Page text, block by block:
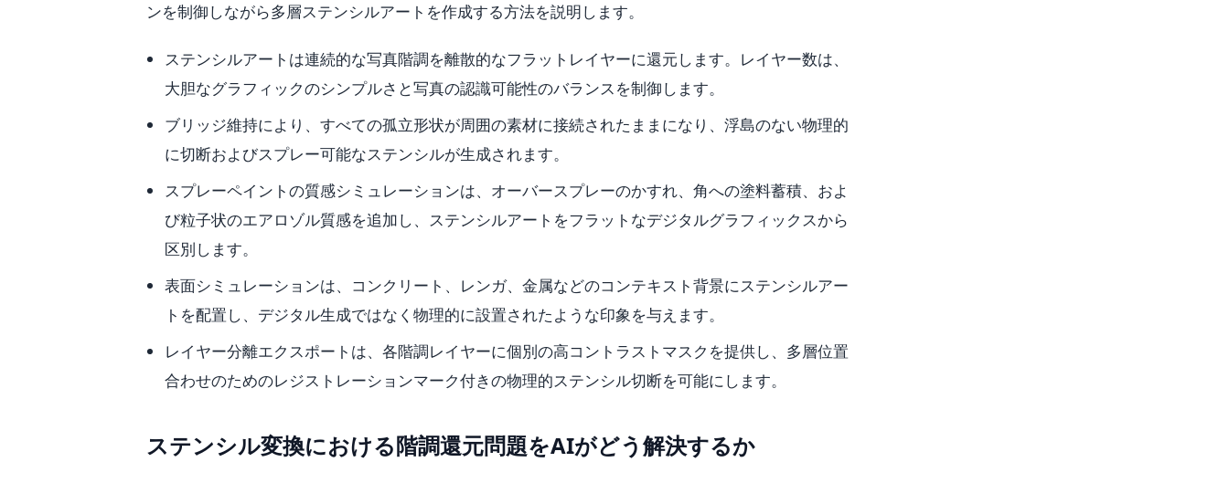
ンを制御しながら多層ステンシルアートを作成する方法を説明します。
ステンシルアートは連続的な写真階調を離散的なフラットレイヤーに還元します。レイヤー数は、
大胆なグラフィックのシンプルさと写真の認識可能性のバランスを制御します。
ブリッジ維持により、すべての孤立形状が周囲の素材に接続されたままになり、浮島のない物理的
に切断およびスプレー可能なステンシルが生成されます。
スプレーペイントの質感シミュレーションは、オーバースプレーのかすれ、角への塗料蓄積、およ
び粒子状のエアロゾル質感を追加し、ステンシルアートをフラットなデジタルグラフィックスから
区別します。
表面シミュレーションは、コンクリート、レンガ、金属などのコンテキスト背景にステンシルアー
トを配置し、デジタル生成ではなく物理的に設置されたような印象を与えます。
レイヤー分離エクスポートは、各階調レイヤーに個別の高コントラストマスクを提供し、多層位置
合わせのためのレジストレーションマーク付きの物理的ステンシル切断を可能にします。
ステンシル変換における階調還元問題をAIがどう解決するか